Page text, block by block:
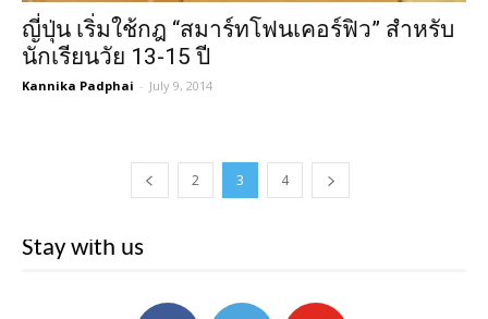
ญี่ปุ่น เริ่มใช้กฎ “สมาร์ทโฟนเคอร์ฟิว” สำหรับ
นักเรียนวัย 13-15 ปี
Kannika Padphai - July 9, 2014
2 3 4
Stay with us